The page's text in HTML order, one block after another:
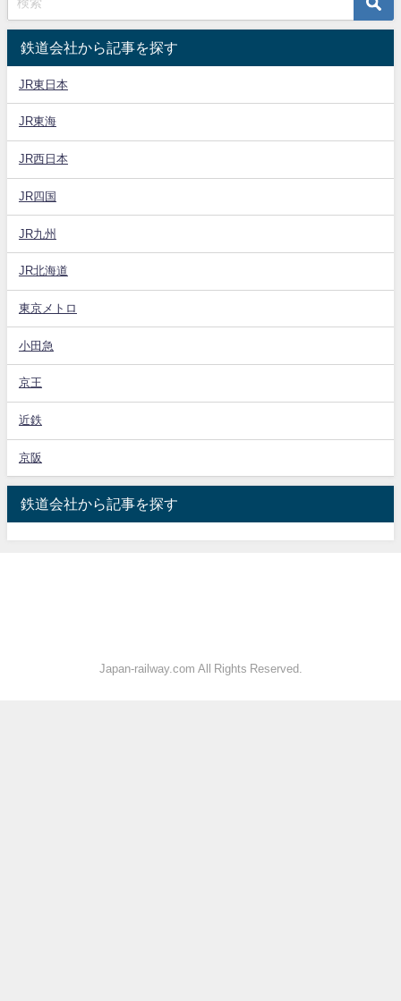
鉄道会社から記事を探す
JR東日本
JR東海
JR西日本
JR四国
JR九州
JR北海道
東京メトロ
小田急
京王
近鉄
京阪
鉄道会社から記事を探す
Japan-railway.com All Rights Reserved.